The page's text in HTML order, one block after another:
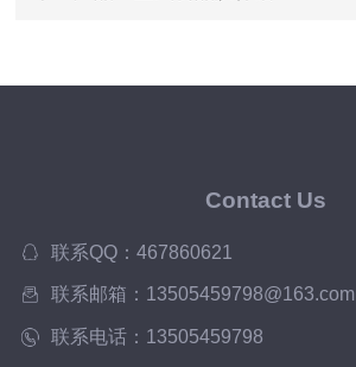
Contact Us
联系QQ：467860621
联系邮箱：13505459798@163.com
联系电话：13505459798